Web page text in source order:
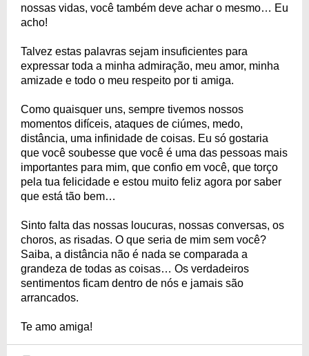
nossas vidas, você também deve achar o mesmo… Eu
acho!
Talvez estas palavras sejam insuficientes para
expressar toda a minha admiração, meu amor, minha
amizade e todo o meu respeito por ti amiga.
Como quaisquer uns, sempre tivemos nossos
momentos difíceis, ataques de ciúmes, medo,
distância, uma infinidade de coisas. Eu só gostaria
que você soubesse que você é uma das pessoas mais
importantes para mim, que confio em você, que torço
pela tua felicidade e estou muito feliz agora por saber
que está tão bem…
Sinto falta das nossas loucuras, nossas conversas, os
choros, as risadas. O que seria de mim sem você?
Saiba, a distância não é nada se comparada a
grandeza de todas as coisas… Os verdadeiros
sentimentos ficam dentro de nós e jamais são
arrancados.
Te amo amiga!